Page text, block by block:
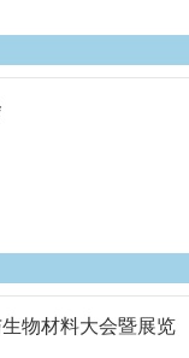
物材料大会暨展览